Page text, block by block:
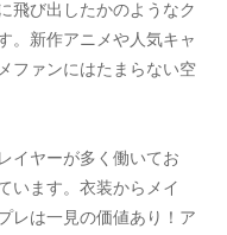
飛び出したかのようなク
。新作アニメや人気キャ
ファンにはたまらない空
イヤーが多く働いてお
います。衣装からメイ
レは一見の価値あり！ア